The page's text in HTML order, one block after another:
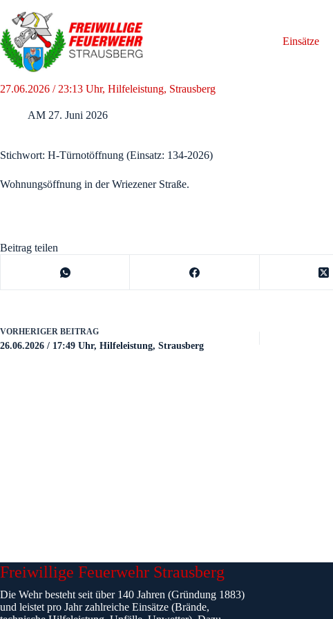
Inhalt
springen
Einsätze
27.06.2026 / 23:13 Uhr, Hilfeleistung, Strausberg
AM 27. Juni 2026
Stichwort: H-Türnotöffnung (Einsatz: 134-2026)
Wohnungsöffnung in der Wriezener Straße.
Beitrag teilen
VORHERIGER BEITRAG
26.06.2026 / 17:49 Uhr, Hilfeleistung, Strausberg
Freiwillige Feuerwehr Strausberg
Die Wehr besteht seit über 140 Jahren (Gründung 1883)
und leistet pro Jahr zahlreiche Einsätze (Brände,